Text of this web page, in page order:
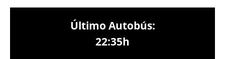
Último Autobús:
22:35h